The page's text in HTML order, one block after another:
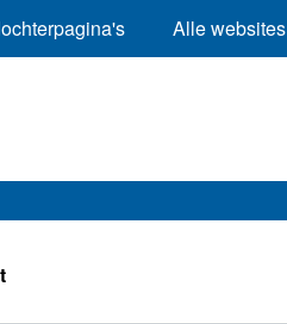
Alle websites